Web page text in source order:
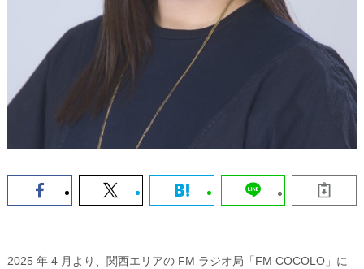
2025 年 4 月より、関西エリアの FM ラジオ局「FM COCOLO」に